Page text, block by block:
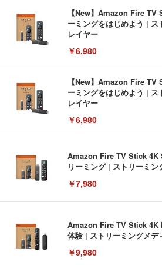
【New】Amazon Fire TV
ーミングをはじめよう |
レイヤー
￥6,980
【New】Amazon Fire TV
ーミングをはじめよう |
レイヤー
￥6,980
Amazon Fire TV Stick 4K
リーミング | ストリーミ
￥7,980
Amazon Fire TV Stick 4K
体験 | ストリーミングメデ
￥9,980